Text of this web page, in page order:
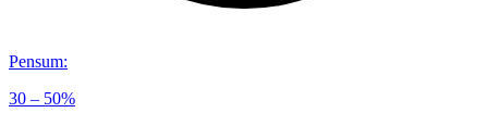
Pensum:
30 – 50%